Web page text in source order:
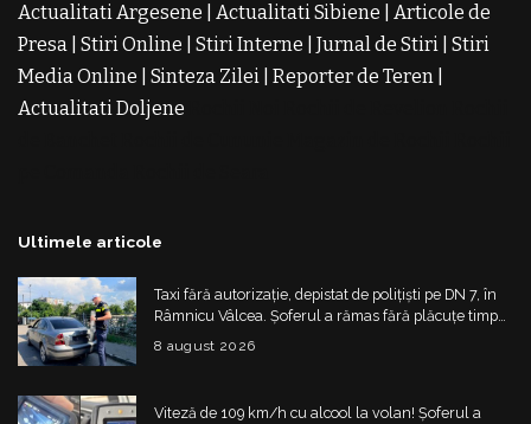
Actualitati Argesene Actualitati Sibiene
Articole de
Presa Stiri Online Stiri Interne Jurnal de Stiri Stiri
Media Online
Sinteza Zilei Reporter de Teren
Actualitati Doljene
Ultimele articole
Taxi fără autorizație, depistat de polițiști pe DN 7, în
Râmnicu Vâlcea. Șoferul a rămas fără plăcuțe timp
de 6 luni
8 august 2026
Viteză de 109 km/h cu alcool la volan! Șoferul a